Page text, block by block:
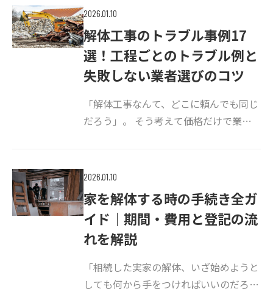
約束だけで進めると、追加請求や工期遅
延といったトラブルに巻き込まれるリス
ク […]
2026.01.10
解体工事のトラブル事例17
選！工程ごとのトラブル例と
失敗しない業者選びのコツ
「解体工事なんて、どこに頼んでも同じ
だろう」。 そう考えて価格だけで業者
になったりするケースは少なくありませ
ん。 解体工事は、粉じん・騒音・重機
作業 […]
2026.01.10
家を解体する時の手続き全ガ
イド｜期間・費用と登記の流
れを解説
「相続した実家の解体、いざ始めようと
しても何から手をつければいいのだろ